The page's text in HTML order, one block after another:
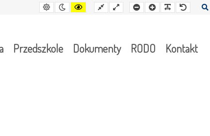
Kontrast
domyślny
Tryb
nocny
Kontrast
żółto-
Stały
układ
Wide
layout
Mniejsza
czcionka
CzcionkaCzcionka
Przedszkole Dokumenty RODO Kontakt